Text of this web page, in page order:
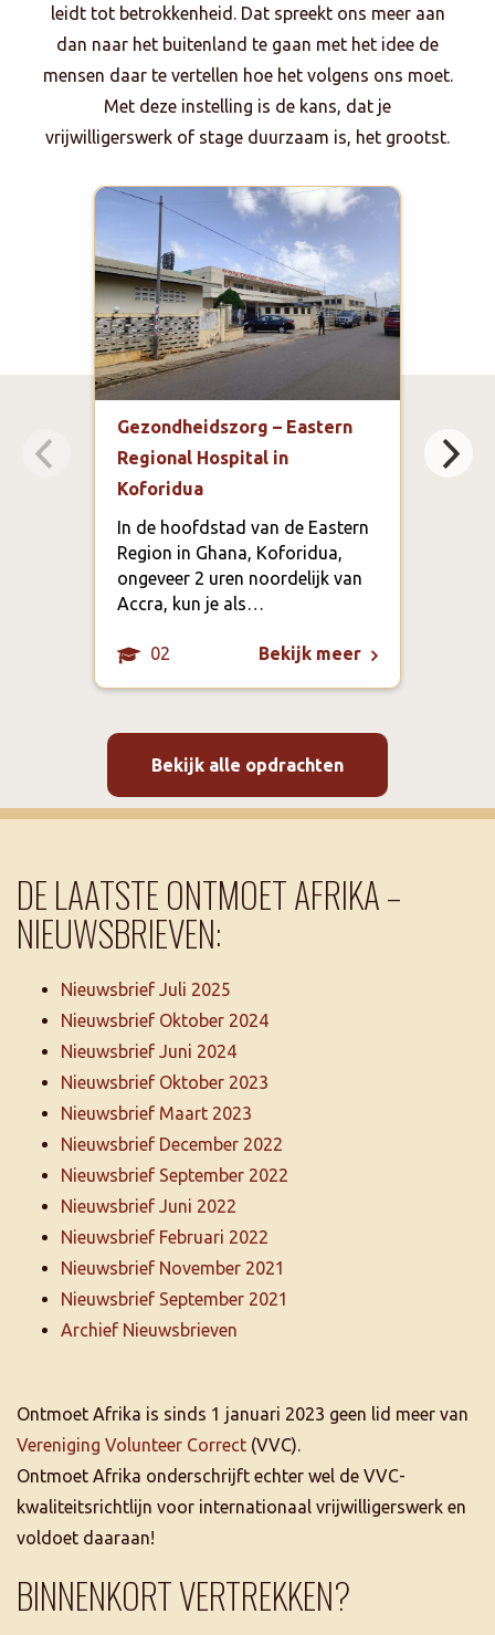
leidt tot betrokkenheid. Dat spreekt ons meer aan
dan naar het buitenland te gaan met het idee de
mensen daar te vertellen hoe het volgens ons moet.
Met deze instelling is de kans, dat je
vrijwilligerswerk of stage duurzaam is, het grootst.
Gezondheidszorg – Eastern
Regional Hospital in
Koforidua
In de hoofdstad van de Eastern
Region in Ghana, Koforidua,
ongeveer 2 uren noordelijk van
Accra, kun je als…
02 Bekijk meer
Bekijk alle opdrachten
DE LAATSTE ONTMOET AFRIKA –
NIEUWSBRIEVEN:
Nieuwsbrief Juli 2025
Nieuwsbrief Oktober 2024
Nieuwsbrief Juni 2024
Nieuwsbrief Oktober 2023
Nieuwsbrief Maart 2023
Nieuwsbrief December 2022
Nieuwsbrief September 2022
Nieuwsbrief Juni 2022
Nieuwsbrief Februari 2022
Nieuwsbrief November 2021
Nieuwsbrief September 2021
Archief Nieuwsbrieven
Ontmoet Afrika is sinds 1 januari 2023 geen lid meer van
Vereniging Volunteer Correct (VVC).
Ontmoet Afrika onderschrijft echter wel de VVC-
kwaliteitsrichtlijn voor internationaal vrijwilligerswerk en
voldoet daaraan!
BINNENKORT VERTREKKEN?